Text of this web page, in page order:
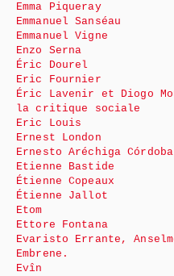
Emma Piqueray
Emmanuel Sanséau
Emmanuel Vigne
Enzo Serna
Éric Dourel
Eric Fournier
Éric Lavenir et Diogo
la critique sociale
Eric Louis
Ernest London
Ernesto Aréchiga Córdoba
Etienne Bastide
Étienne Copeaux
Étienne Jallot
Etom
Ettore Fontana
Evaristo Errante,
Embrene.
Evîn